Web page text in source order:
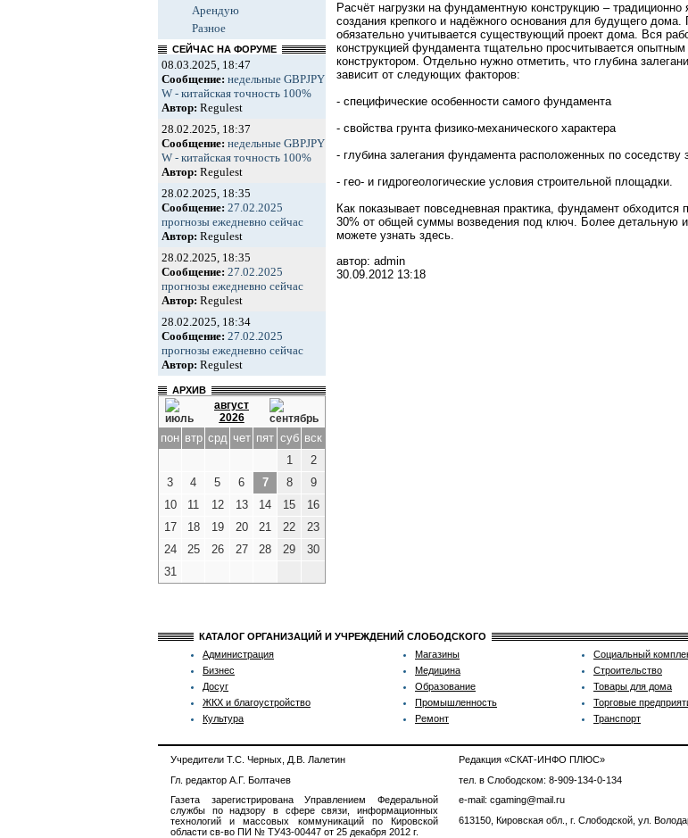
Арендую
Разное
СЕЙЧАС НА ФОРУМЕ
08.03.2025, 18:47
Сообщение: недельные GBPJPY
W - китайская точность 100%
Автор: Regulest
28.02.2025, 18:37
Сообщение: недельные GBPJPY
W - китайская точность 100%
Автор: Regulest
28.02.2025, 18:35
Сообщение: 27.02.2025
прогнозы ежедневно сейчас
Автор: Regulest
28.02.2025, 18:35
Сообщение: 27.02.2025
прогнозы ежедневно сейчас
Автор: Regulest
28.02.2025, 18:34
Сообщение: 27.02.2025
прогнозы ежедневно сейчас
Автор: Regulest
АРХИВ
август
2026
пон втр срд чет пят суб вск
1
2
3
4 5 6 7 8
9
10
11 12 13 14 15
16
17
18 19 20 21 22
23
24
25 26 27 28 29
30
31
Расчёт нагрузки на фундаментную конструкцию – традиционно
создания крепкого и надёжного основания для будущего дома.
обязательно учитывается существующий проект дома. Вся
конструкцией фундамента тщательно просчитывается
конструктором. Отдельно нужно отметить, что глубина
зависит от следующих факторов:
- специфические особенности самого фундамента
- свойства грунта физико-механического характера
- глубина залегания фундамента расположенных по соседству
- гео- и гидрогеологические условия строительной площадки.
Как показывает повседневная практика, фундамент обходится
30% от общей суммы возведения под ключ. Более детальную
можете узнать здесь.
автор: admin
30.09.2012 13:18
КАТАЛОГ ОРГАНИЗАЦИЙ И УЧРЕЖДЕНИЙ СЛОБОДСКОГО
Администрация
Бизнес
Досуг
ЖКХ и благоустройство
Культура
Магазины
Медицина
Образование
Промышленность
Ремонт
Социальный
Строительство
Товары для дома
Торговые
Транспорт
Учредители Т.С. Черных, Д.В. Лалетин
Гл. редактор А.Г. Болтачев
Газета зарегистрирована Управлением Федеральной
службы по надзору в сфере связи, информационных
технологий и массовых коммуникаций по Кировской
области св-во ПИ № ТУ43-00447 от 25 декабря 2012 г.
Редакция «СКАТ-ИНФО ПЛЮС»
тел. в Слободском: 8-909-134-0-134
e-mail: cgaming@mail.ru
613150, Кировская обл., г. Слободской, ул.